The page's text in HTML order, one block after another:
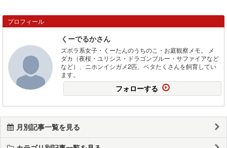
プロフィール
くーでるかさん
ズボラ系女子・くーたんのうちのこ・お庭観察メモ。 メ
ダカ（夜桜・ユリシス・ドラゴンブルー・サファイアなど
など）、ニホンイシガメ2匹、ベタたくさんを飼育してい
ます。
フォローする
月別記事一覧を見る